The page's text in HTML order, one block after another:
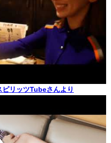
リッツTubeさんより